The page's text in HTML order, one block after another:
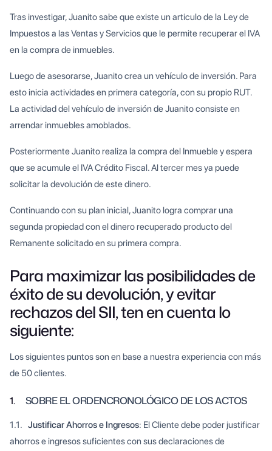
Tras investigar, Juanito sabe que existe un articulo de la Ley de
Impuestos a las Ventas y Servicios que le permite recuperar el IVA
en la compra de inmuebles.
Luego de asesorarse, Juanito crea un vehículo de inversión. Para
esto inicia actividades en primera categoría, con su propio RUT.
La actividad del vehículo de inversión de Juanito consiste en
arrendar inmuebles amoblados.
Posteriormente Juanito realiza la compra del Inmueble y espera
que se acumule el IVA Crédito Fiscal. Al tercer mes ya puede
solicitar la devolución de este dinero.
Continuando con su plan inicial, Juanito logra comprar una
segunda propiedad con el dinero recuperado producto del
Remanente solicitado en su primera compra.
Para maximizar las posibilidades de
éxito de su devolución, y evitar
rechazos del SII, ten en cuenta lo
siguiente:
Los siguientes puntos son en base a nuestra experiencia con más
de 50 clientes.
1. SOBRE EL ORDENCRONOLÓGICO DE LOS ACTOS
1.1. Justificar Ahorros e Ingresos: El Cliente debe poder justificar
ahorros e ingresos suficientes con sus declaraciones de